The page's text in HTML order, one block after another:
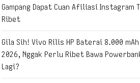
Gampang Dapat Cuan Afiliasi Instagram
Ribet
Gila Sih! Vivo Rilis HP Baterai 8.000
2026, Nggak Perlu Ribet Bawa
Lagi?